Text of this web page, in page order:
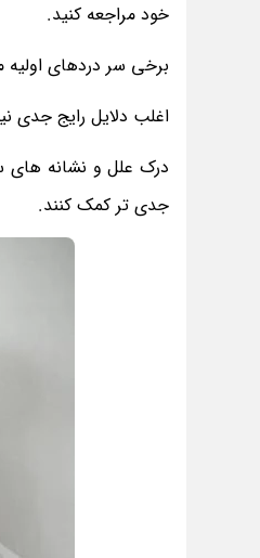
خود مراجعه کنید.
برخی سر دردهای
اغلب دلایل رایج جدی
درک علل و نشانه های
جدی تر کمک کنند.